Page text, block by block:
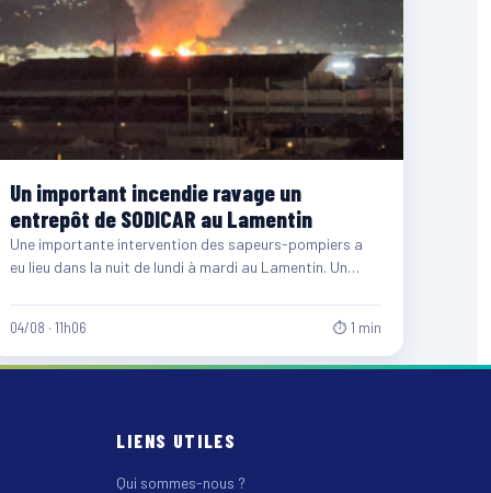
Un important incendie ravage un
entrepôt de SODICAR au Lamentin
Une importante intervention des sapeurs-pompiers a
eu lieu dans la nuit de lundi à mardi au Lamentin. Un…
04/08 · 11h06 ⏱ 1 min
LIENS UTILES
Qui sommes-nous ?